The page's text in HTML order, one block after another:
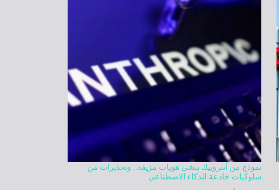
نموذج من أنثروبيك ينشئ هويات مزيفة.. وتحذيرات من
سلوكيات خادعة للذكاء الاصطناعي